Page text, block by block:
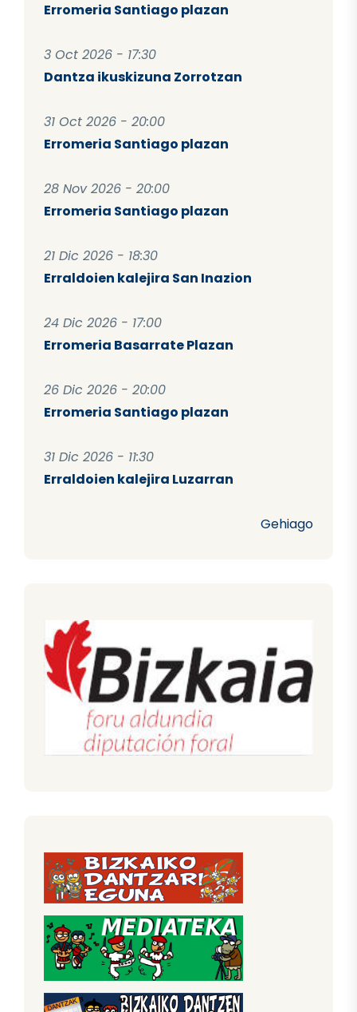
Erromeria Santiago plazan
3 Oct 2026 - 17:30
Dantza ikuskizuna Zorrotzan
31 Oct 2026 - 20:00
Erromeria Santiago plazan
28 Nov 2026 - 20:00
Erromeria Santiago plazan
21 Dic 2026 - 18:30
Erraldoien kalejira San Inazion
24 Dic 2026 - 17:00
Erromeria Basarrate Plazan
26 Dic 2026 - 20:00
Erromeria Santiago plazan
31 Dic 2026 - 11:30
Erraldoien kalejira Luzarran
Gehiago